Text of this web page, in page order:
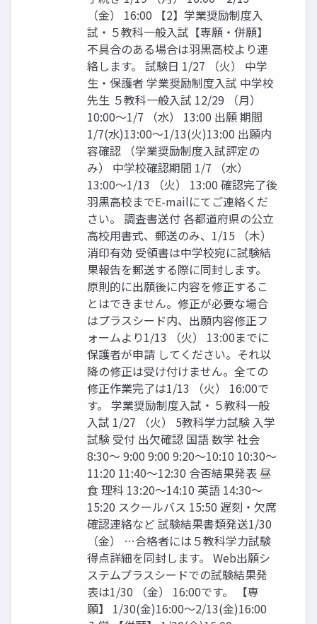
（金） 16:00 【2】学業奨励制度入
試・５教科一般入試【専願・併願】
不具合のある場合は羽黒高校より連
絡します。 試験日 1/27 （火） 中学
生・保護者 学業奨励制度入試 中学校
先生 ５教科一般入試 12/29 （月）
10:00〜1/7 （水） 13:00 出願 期間
1/7(水)13:00〜1/13(火)13:00 出願内
容確認 （学業奨励制度入試評定の
み） 中学校確認期間 1/7 （水）
13:00〜1/13 （火） 13:00 確認完了後
羽黒高校までE-mailにてご連絡くだ
さい。 調査書送付 各都道府県の公立
高校用書式、郵送のみ、1/15 （木）
消印有効 受領書は中学校宛に試験結
果報告を郵送する際に同封します。
原則的に出願後に内容を修正するこ
とはできません。修正が必要な場合
はプラスシード内、出願内容修正フ
ォームより1/13 （火） 13:00までに
保護者が申請 してください。それ以
降の修正は受け付けません。全ての
修正作業完了は1/13 （火） 16:00で
す。 学業奨励制度入試・５教科一般
入試 1/27 （火） 5教科学力試験 入学
試験 受付 出欠確認 国語 数学 社会
8:30〜 9:00 9:00 9:20〜10:10 10:30〜
11:20 11:40〜12:30 合否結果発表 昼
食 理科 13:20〜14:10 英語 14:30〜
15:20 スクールバス 15:50 遅刻・欠席
確認連絡など 試験結果書類発送1/30
（金） …合格者には５教科学力試験
得点詳細を同封します。 Web出願シ
ステムプラスシードでの試験結果発
表は1/30 （金） 16:00です。 【専
願】 1/30(金)16:00〜2/13(金)16:00